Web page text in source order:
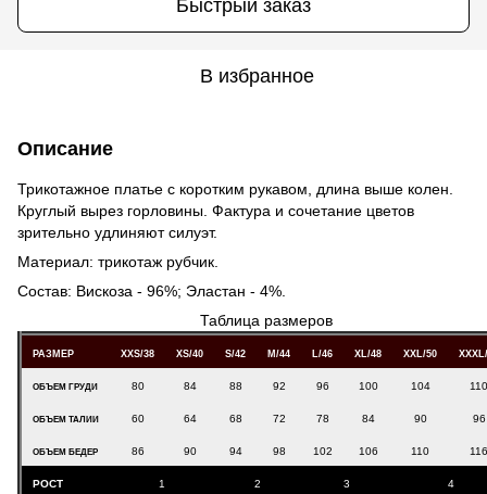
Быстрый заказ
В избранное
Описание
Трикотажное платье с коротким рукавом, длина выше колен.
Круглый вырез горловины. Фактура и сочетание цветов
зрительно удлиняют силуэт.
Материал: трикотаж рубчик.
Состав: Вискоза - 96%; Эластан - 4%.
Таблица размеров
РАЗМЕР XXS/38 XS/40 S/42 M/44 L/46 XL/48 XXL/50
ОБЪЕМ ГРУДИ 80 84 88 92 96 100 104 110
ОБЪЕМ ТАЛИИ 60 64 68 72 78 84 90 96
ОБЪЕМ БЕДЕР 86 90 94 98 102 106 110 116
РОСТ 1 2 3 4